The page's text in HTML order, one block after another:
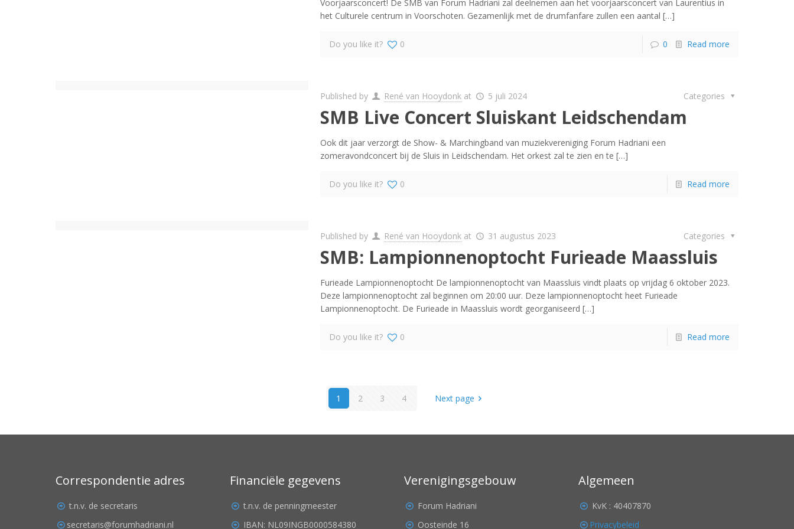
Voorjaarsconcert! De SMB van Forum Hadriani zal deelnemen aan het voorjaarsconcert van Laurentius in
het Culturele centrum in Voorschoten. Gezamenlijk met de drumfanfare zullen een aantal […]
Do you like it? 0 0 Read more
Published by René van Hooydonk at 5 juli 2024 Categories
SMB Live Concert Sluiskant Leidschendam
Ook dit jaar verzorgt de Show- & Marchingband van muziekvereniging Forum Hadriani een
zomeravondconcert bij de Sluis in Leidschendam. Het orkest zal te zien en te […]
Do you like it? 0 Read more
Published by René van Hooydonk at 31 augustus 2023 Categories
SMB: Lampionnenoptocht Furieade Maassluis
Furieade Lampionnenoptocht De lampionnenoptocht van Maassluis vindt plaats op vrijdag 6 oktober 2023.
Deze lampionnenoptocht zal beginnen om 20:00 uur. Deze lampionnenoptocht heet Furieade
Lampionnenoptocht. De Furieade in Maassluis wordt georganiseerd […]
Do you like it? 0 Read more
1 2 3 4 Next page
Correspondentie adres
t.n.v. de secretaris
secretaris@forumhadriani.nl
Financiële gegevens
t.n.v. de penningmeester
IBAN: NL09INGB0000584380
Verenigingsgebouw
Forum Hadriani
Oosteinde 16
Algemeen
KvK : 40407870
Privacybeleid